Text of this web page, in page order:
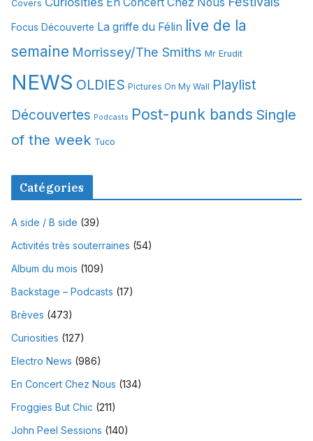
Covers
Focus Découverte La griffe du Félin live de la
semaine Morrissey/The Smiths Mr Erudit
NEWS OLDIES Pictures On My Wall Playlist
Découvertes Podcasts Post-punk bands Single
of the week Tuco
Catégories
A side / B side (39)
Activités très souterraines (54)
Album du mois (109)
Backstage – Podcasts (17)
Brèves (473)
Curiosities (127)
Electro News (986)
En Concert Chez Nous (134)
Froggies But Chic (211)
John Peel Sessions (140)